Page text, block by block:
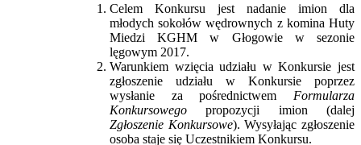
Celem Konkursu jest nadanie imion dla
młodych sokołów wędrownych z komina Huty
Miedzi KGHM w Głogowie w sezonie
lęgowym 2017.
Warunkiem wzięcia udziału w Konkursie jest
zgłoszenie udziału w Konkursie poprzez
wysłanie za pośrednictwem Formularza
Konkursowego propozycji imion (dalej
Zgłoszenie Konkursowe). Wysyłając zgłoszenie
osoba staje się Uczestnikiem Konkursu.